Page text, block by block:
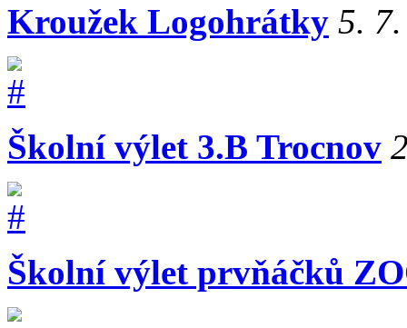
Kroužek Logohrátky 5.
Školní výlet 3.B Trocnov
Školní výlet prvňáčků